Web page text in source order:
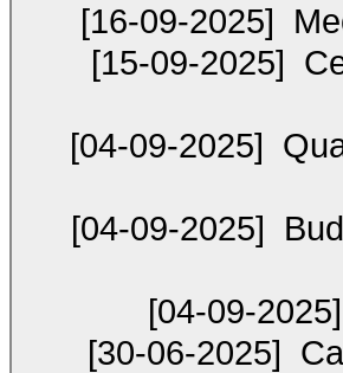
[16-09-2025]
[15-09-2025]
[04-09-2025]
[04-09-2025]
[04-09-2025]
[30-06-2025]